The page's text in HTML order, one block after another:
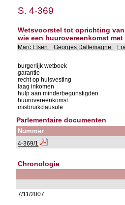
S. 4-369
Wetsvoorstel tot oprichting
wie een huurovereenkomst
Marc Elsen Georges Dallemagne
burgerlijk wetboek
garantie
recht op huisvesting
laag inkomen
hulp aan minderbegunstigden
huurovereenkomst
misbruikclausule
Parlementaire documenten
Nummer
4-369/1
Chronologie
7/11/2007